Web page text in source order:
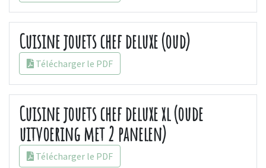
Cuisine jouets chef deluxe (oud)
Télécharger le PDF
Cuisine jouets chef deluxe xl (oude
uitvoering met 2 panelen)
Télécharger le PDF